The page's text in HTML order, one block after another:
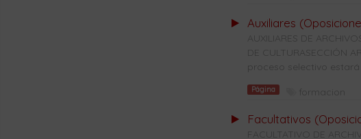
Auxiliares
AUXILIARES DE
DE
proceso selectivo estará
Página formacion
Facultativos
FACULTATIVO DE